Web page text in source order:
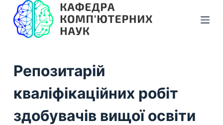
П
е
и
д
о
Репозитарій
кваліфікаційних робіт
здобувачів вищої освіти